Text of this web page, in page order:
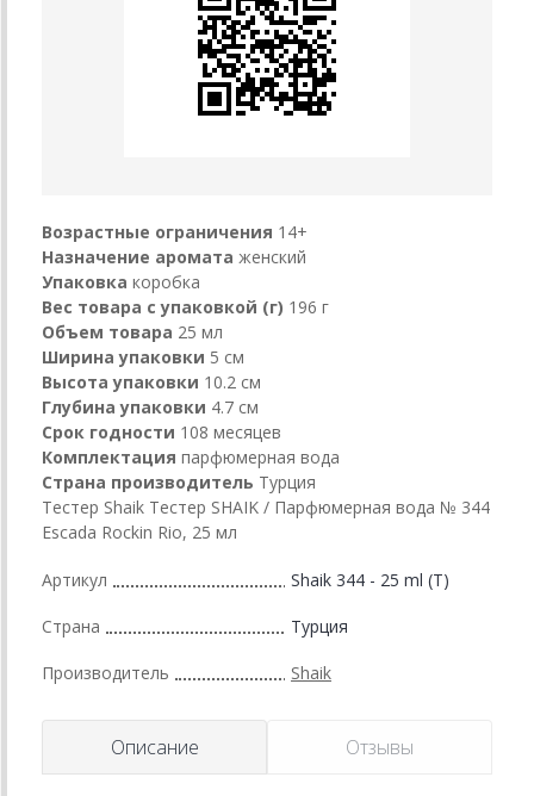
Возрастные ограничения 14+
Назначение аромата женский
Упаковка коробка
Вес товара с упаковкой (г) 196 г
Объем товара 25 мл
Ширина упаковки 5 см
Высота упаковки 10.2 см
Глубина упаковки 4.7 см
Срок годности 108 месяцев
Комплектация парфюмерная вода
Страна производитель Турция
Тестер Shaik Тестер SHAIK / Парфюмерная вода № 344
Escada Rockin Rio, 25 мл
Артикул Shaik 344 - 25 ml (T)
Страна Турция
Производитель Shaik
Описание Отзывы